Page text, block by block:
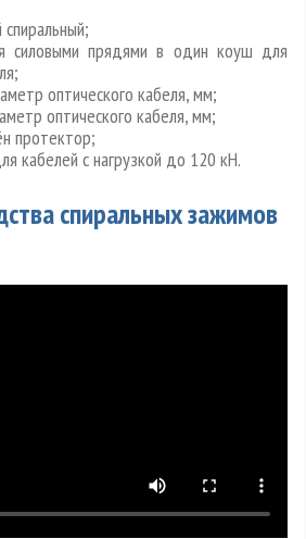
силовыми прядями в один коуш для
оптического кабеля, мм;
оптического кабеля, мм;
протектор;
кабелей с нагрузкой до 120 кН.
спиральных зажимов